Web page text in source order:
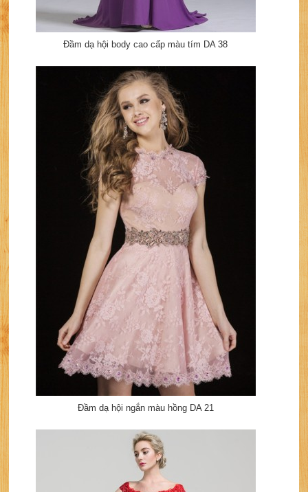
Đầm dạ hội body cao cấp màu tím DA 38
Đầm dạ hội ngắn màu hồng DA 21